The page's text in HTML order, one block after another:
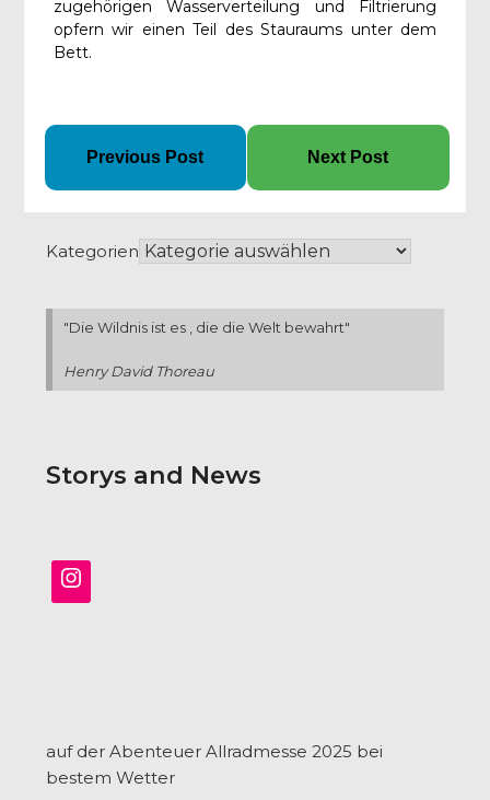
zugehörigen Wasserverteilung und Filtrierung
opfern wir einen Teil des Stauraums unter dem
Bett.
Previous Post Next Post
Kategorien
"Die Wildnis ist es , die die Welt bewahrt"
Henry David Thoreau
Storys and News
auf der Abenteuer Allradmesse 2025 bei
bestem Wetter